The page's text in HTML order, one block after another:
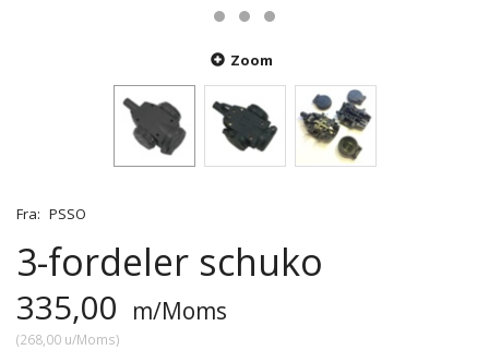
Zoom
Fra: PSSO
3-fordeler schuko
335,00 m/Moms
(268,00 u/Moms)